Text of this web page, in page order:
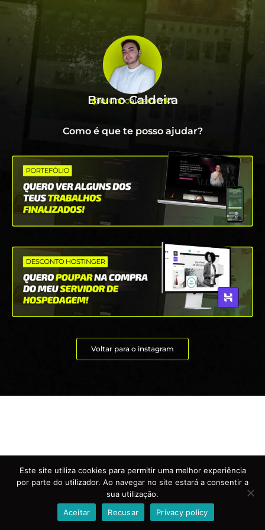
Bruno Caldeira
@brunocaldeiramkt
Como é que te posso ajudar?
Voltar para o instagram
Este site utiliza cookies para permitir uma melhor experiência
por parte do utilizador. Ao navegar no site estará a consentir a
sua utilização.
Aceitar
Recusar Privacy policy